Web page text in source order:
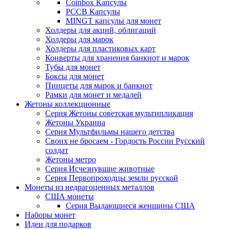
Coinbox Капсулы
РССВ Капсулы
MINGT капсулы для монет
Холдеры для акций, облигаций
Холдеры для марок
Холдеры для пластиковых карт
Конверты для хранения банкнот и марок
Тубы для монет
Боксы для монет
Пинцеты для марок и банкнот
Рамки для монет и медалей
Жетоны коллекционные
Серия Жетоны советская мультипликация
Жетоны Украина
Серия Мультфильмы нашего детства
Своих не бросаем - Гордость России Русский
солдат
Жетоны метро
Серия Исчезнувшие животные
Серия Первопроходцы земли русской
Монеты из недрагоценных металлов
США монеты
Серия Выдающиеся женщины США
Наборы монет
Идеи для подарков